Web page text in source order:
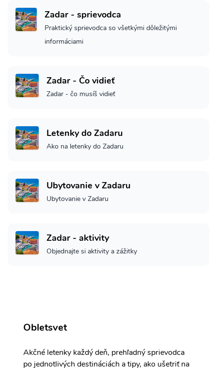
Zadar - sprievodca
Praktický sprievodca so všetkými dôležitými
informáciami
Zadar - Čo vidieť
Zadar - čo musíš vidieť
Letenky do Zadaru
Ako na letenky do Zadaru
Ubytovanie v Zadaru
Ubytovanie v Zadaru
Zadar - aktivity
Objednajte si aktivity a zážitky
Obletsvet
Akčné letenky každý deň, prehľadný sprievodca
po jednotlivých destináciách a tipy, ako ušetriť na